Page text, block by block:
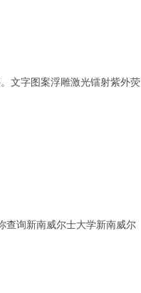
文字图案浮雕激光镭射紫外荧
查询新南威尔士大学新南威尔